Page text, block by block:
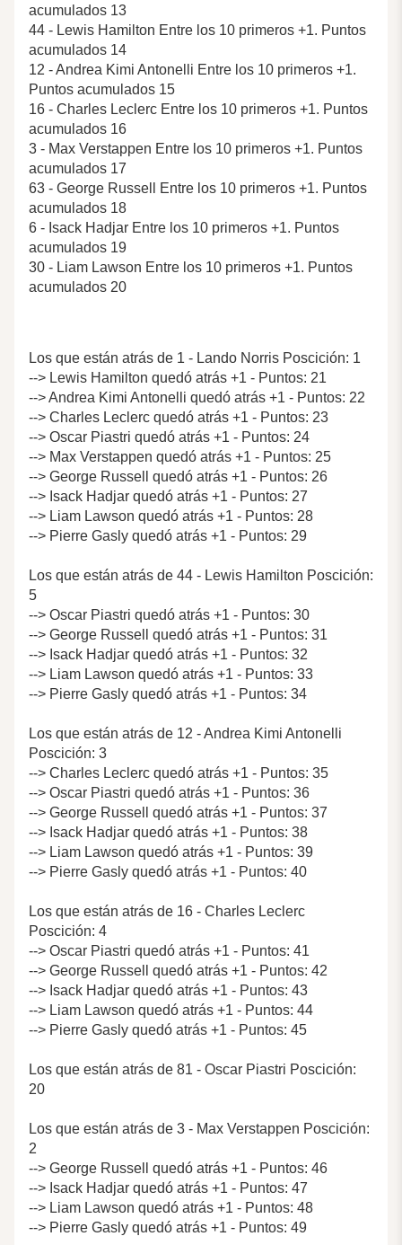
acumulados 13
44 - Lewis Hamilton Entre los 10 primeros +1. Puntos
acumulados 14
12 - Andrea Kimi Antonelli Entre los 10 primeros +1.
Puntos acumulados 15
16 - Charles Leclerc Entre los 10 primeros +1. Puntos
acumulados 16
3 - Max Verstappen Entre los 10 primeros +1. Puntos
acumulados 17
63 - George Russell Entre los 10 primeros +1. Puntos
acumulados 18
6 - Isack Hadjar Entre los 10 primeros +1. Puntos
acumulados 19
30 - Liam Lawson Entre los 10 primeros +1. Puntos
acumulados 20
Los que están atrás de 1 - Lando Norris Poscición: 1
--> Lewis Hamilton quedó atrás +1 - Puntos: 21
--> Andrea Kimi Antonelli quedó atrás +1 - Puntos: 22
--> Charles Leclerc quedó atrás +1 - Puntos: 23
--> Oscar Piastri quedó atrás +1 - Puntos: 24
--> Max Verstappen quedó atrás +1 - Puntos: 25
--> George Russell quedó atrás +1 - Puntos: 26
--> Isack Hadjar quedó atrás +1 - Puntos: 27
--> Liam Lawson quedó atrás +1 - Puntos: 28
--> Pierre Gasly quedó atrás +1 - Puntos: 29
Los que están atrás de 44 - Lewis Hamilton Poscición:
5
--> Oscar Piastri quedó atrás +1 - Puntos: 30
--> George Russell quedó atrás +1 - Puntos: 31
--> Isack Hadjar quedó atrás +1 - Puntos: 32
--> Liam Lawson quedó atrás +1 - Puntos: 33
--> Pierre Gasly quedó atrás +1 - Puntos: 34
Los que están atrás de 12 - Andrea Kimi Antonelli
Poscición: 3
--> Charles Leclerc quedó atrás +1 - Puntos: 35
--> Oscar Piastri quedó atrás +1 - Puntos: 36
--> George Russell quedó atrás +1 - Puntos: 37
--> Isack Hadjar quedó atrás +1 - Puntos: 38
--> Liam Lawson quedó atrás +1 - Puntos: 39
--> Pierre Gasly quedó atrás +1 - Puntos: 40
Los que están atrás de 16 - Charles Leclerc
Poscición: 4
--> Oscar Piastri quedó atrás +1 - Puntos: 41
--> George Russell quedó atrás +1 - Puntos: 42
--> Isack Hadjar quedó atrás +1 - Puntos: 43
--> Liam Lawson quedó atrás +1 - Puntos: 44
--> Pierre Gasly quedó atrás +1 - Puntos: 45
Los que están atrás de 81 - Oscar Piastri Poscición:
20
Los que están atrás de 3 - Max Verstappen Poscición:
2
--> George Russell quedó atrás +1 - Puntos: 46
--> Isack Hadjar quedó atrás +1 - Puntos: 47
--> Liam Lawson quedó atrás +1 - Puntos: 48
--> Pierre Gasly quedó atrás +1 - Puntos: 49